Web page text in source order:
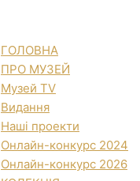
ГОЛОВНА
ПРО МУЗЕЙ
Музей TV
Видання
Наші проекти
Онлайн-конкурс 2024
Онлайн-конкурс 2026